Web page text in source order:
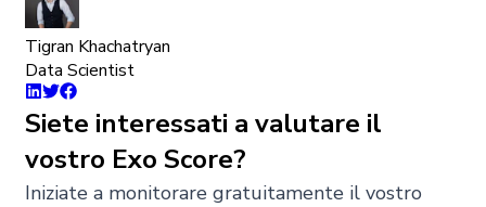
Tigran Khachatryan
Data Scientist
Siete interessati a valutare il
vostro Exo Score?
Iniziate a monitorare gratuitamente il vostro